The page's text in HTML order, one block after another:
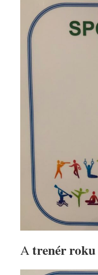
A trenér roku